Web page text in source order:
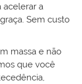
acelerar a
Sem custo
massa e não
que você